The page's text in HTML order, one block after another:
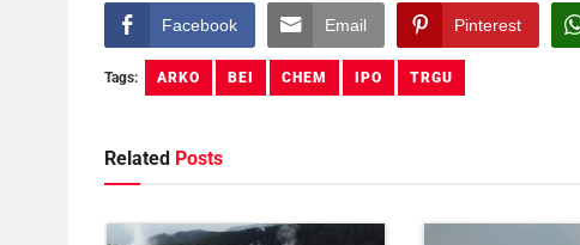
Facebook Email Pinterest
Tags: ARKO BEI CHEM IPO TRGU
Related Posts